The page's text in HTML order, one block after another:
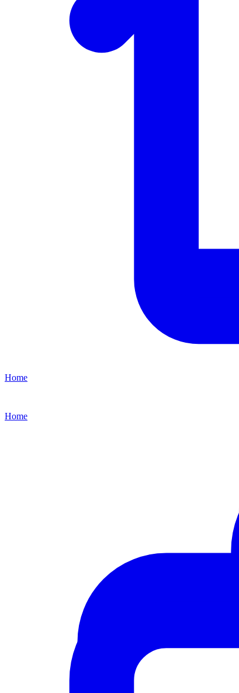
Home
Home